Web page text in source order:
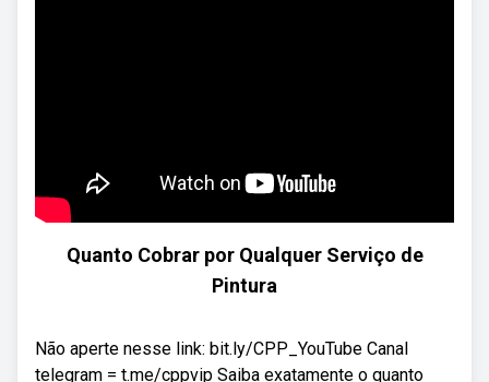
Quanto Cobrar por Qualquer Serviço de
Pintura
Não aperte nesse link: bit.ly/CPP_YouTube Canal
telegram = t.me/cppvip Saiba exatamente o quanto